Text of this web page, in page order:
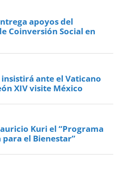
apoyos del
Coinversión Social en
ante el Vaticano
XIV visite México
Kuri el “Programa
el Bienestar”